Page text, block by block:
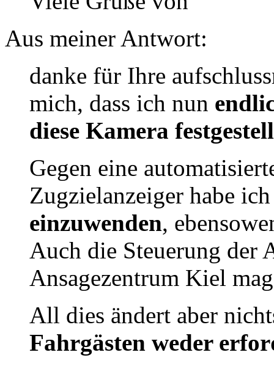
Aus meiner Antwort:
danke für Ihre
mich, dass ich nun
diese Kamera
Gegen eine
Zugzielanzeiger habe
einzuwenden,
Auch die Steuerung der
Ansagezentrum Kiel
All dies ändert aber
Fahrgästen weder